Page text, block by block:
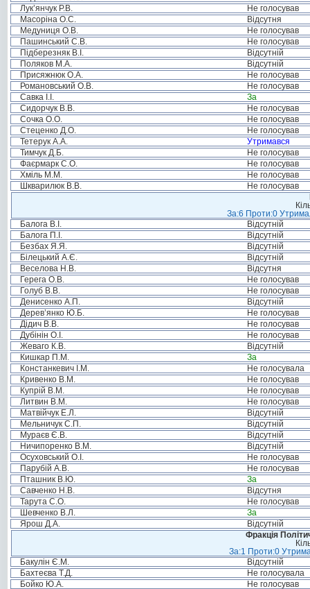
Лук’янчук Р.В.
Не голосував
Масоріна О.С.
Відсутня
Медуниця О.В.
Не голосував
Пашинський С.В.
Не голосував
Підберезняк В.І.
Відсутній
Поляков М.А.
Відсутній
Присяжнюк О.А.
Не голосував
Романовський О.В.
Не голосував
Савка І.І.
За
Сидорчук В.В.
Не голосував
Сочка О.О.
Не голосував
Стеценко Д.О.
Не голосував
Тетерук А.А.
Утримався
Тимчук Д.Б.
Не голосував
Фаєрмарк С.О.
Не голосував
Хміль М.М.
Не голосував
Шкварилюк В.В.
Не голосував
За:6 Проти:0
Балога В.І.
Відсутній
Балога П.І.
Відсутній
Безбах Я.Я.
Відсутній
Білецький А.Є.
Відсутній
Веселова Н.В.
Відсутня
Герега О.В.
Не голосував
Голуб В.В.
Не голосував
Денисенко А.П.
Відсутній
Дерев’янко Ю.Б.
Не голосував
Дідич В.В.
Не голосував
Дубінін О.І.
Не голосував
Жеваго К.В.
Відсутній
Кишкар П.М.
За
Констанкевич І.М.
Не голосувала
Кривенко В.М.
Не голосував
Купрій В.М.
Не голосував
Литвин В.М.
Не голосував
Матвійчук Е.Л.
Відсутній
Мельничук С.П.
Відсутній
Мураєв Є.В.
Відсутній
Ничипоренко В.М.
Відсутній
Осуховський О.І.
Не голосував
Парубій А.В.
Не голосував
Пташник В.Ю.
За
Савченко Н.В.
Відсутня
Тарута С.О.
Не голосував
Шевченко В.Л.
За
Ярош Д.А.
Відсутній
Фракція
За:1 Проти:0
Бакулін Є.М.
Відсутній
Бахтеєва Т.Д.
Не голосувала
Бойко Ю.А.
Не голосував